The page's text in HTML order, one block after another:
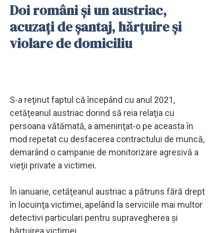
Doi români și un austriac,
acuzați de şantaj, hărţuire și
violare de domiciliu
S-a reţinut faptul că începând cu anul 2021,
cetăţeanul austriac dorind să reia relaţia cu
persoana vătămată, a ameninţat-o pe aceasta în
mod repetat cu desfacerea contractului de muncă,
demarând o campanie de monitorizare agresivă a
vieţii private a victimei.
În ianuarie, cetăţeanul austriac a pătruns fără drept
în locuinţa victimei, apelând la serviciile mai multor
detectivi particulari pentru supravegherea şi
hărţuirea victimei.